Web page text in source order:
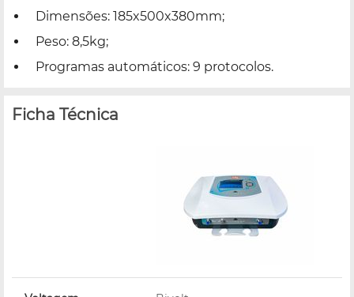
Dimensões: 185x500x380mm;
Peso: 8,5kg;
Programas automáticos: 9 protocolos.
Ficha Técnica